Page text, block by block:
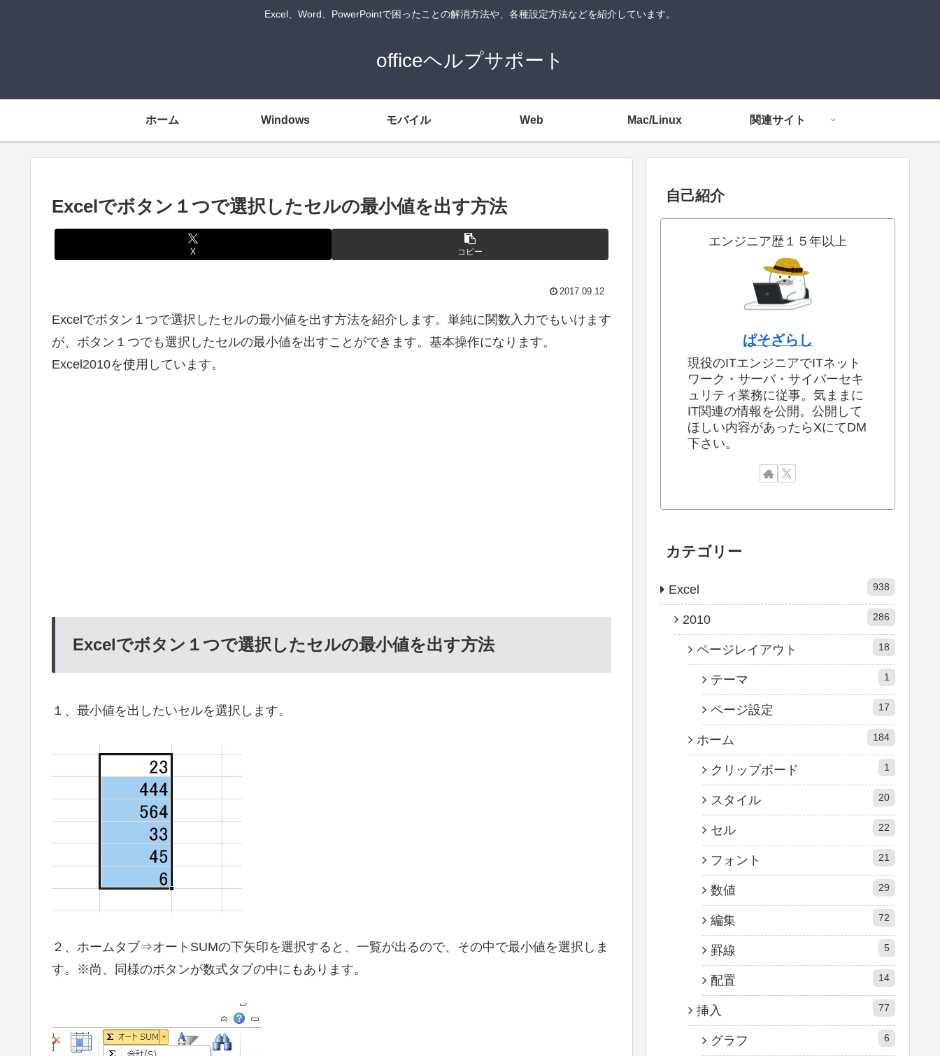
Excel、Word、PowerPointで困ったことの解消方法や、各種設定方法などを紹介しています。
officeヘルプサポート
ホーム Windows モバイル Web Mac/Linux 関連サイト
Excelでボタン１つで選択したセルの最小値を出す方法
X コピー
2017.09.12
Excelでボタン１つで選択したセルの最小値を出す方法を紹介します。単純に関数入力でもいけます
が、ボタン１つでも選択したセルの最小値を出すことができます。基本操作になります。
Excel2010を使用しています。
Excelでボタン１つで選択したセルの最小値を出す方法
１、最小値を出したいセルを選択します。
２、ホームタブ⇒オートSUMの下矢印を選択すると、一覧が出るので、その中で最小値を選択しま
す。※尚、同様のボタンが数式タブの中にもあります。
自己紹介
エンジニア歴１５年以上
ぱそざらし
現役のITエンジニアでITネット
ワーク・サーバ・サイバーセキ
ュリティ業務に従事。気ままに
IT関連の情報を公開。公開して
ほしい内容があったらXにてDM
下さい。
カテゴリー
Excel 938
2010 286
ページレイアウト 18
テーマ 1
ページ設定 17
ホーム 184
クリップボード 1
スタイル 20
セル 22
フォント 21
数値 29
編集 72
罫線 5
配置 14
挿入 77
グラフ 6